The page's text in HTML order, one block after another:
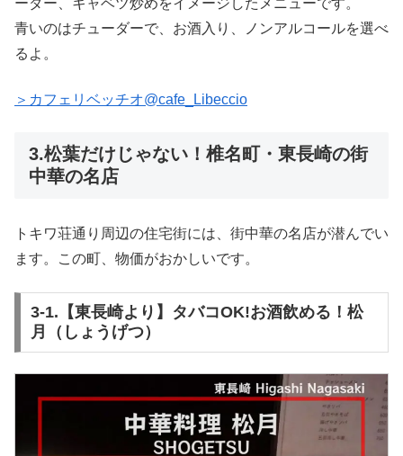
ーダー、キャベツ炒めをイメージしたメニューです。
青いのはチューダーで、お酒入り、ノンアルコールを選べ
るよ。
＞カフェリベッチオ@cafe_Libeccio
3.松葉だけじゃない！椎名町・東長崎の街
中華の名店
トキワ荘通り周辺の住宅街には、街中華の名店が潜んでい
ます。この町、物価がおかしいです。
3-1.【東長崎より】タバコOK!お酒飲める！松
月（しょうげつ）